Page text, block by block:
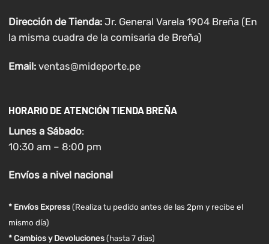
Dirección de Tienda: Jr. General Varela 1904 Breña (En
la misma cuadra de la comisaria de Breña)
Email: ventas@mideporte.pe
HORARIO DE ATENCIÓN TIENDA BREÑA
Lunes a Sábado:
10:30 am – 8:00 pm
Envíosa nivel nacional
* Envíos Express(Realiza tu pedido antes de las 2pm y recibe el
mismo día)
* Cambios y Devoluciones (hasta 7 días)